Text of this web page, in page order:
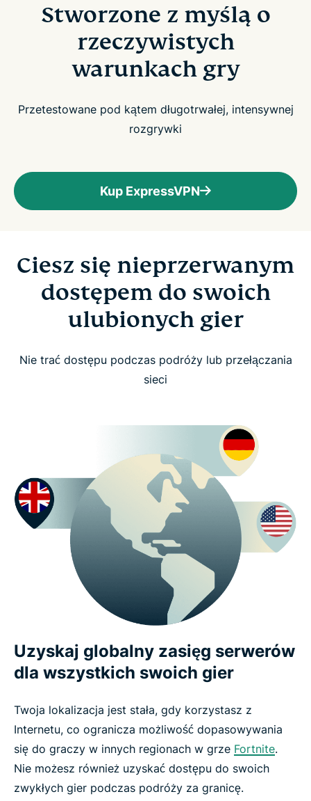
Stworzone z myślą o
rzeczywistych
warunkach gry
Przetestowane pod kątem długotrwałej, intensywnej
rozgrywki
Kup ExpressVPN
Ciesz się nieprzerwanym
dostępem do swoich
ulubionych gier
Nie trać dostępu podczas podróży lub przełączania
sieci
Uzyskaj globalny zasięg serwerów
dla wszystkich swoich gier
Twoja lokalizacja jest stała, gdy korzystasz z
Internetu, co ogranicza możliwość dopasowywania
się do graczy w innych regionach w grze Fortnite.
Nie możesz również uzyskać dostępu do swoich
zwykłych gier podczas podróży za granicę.